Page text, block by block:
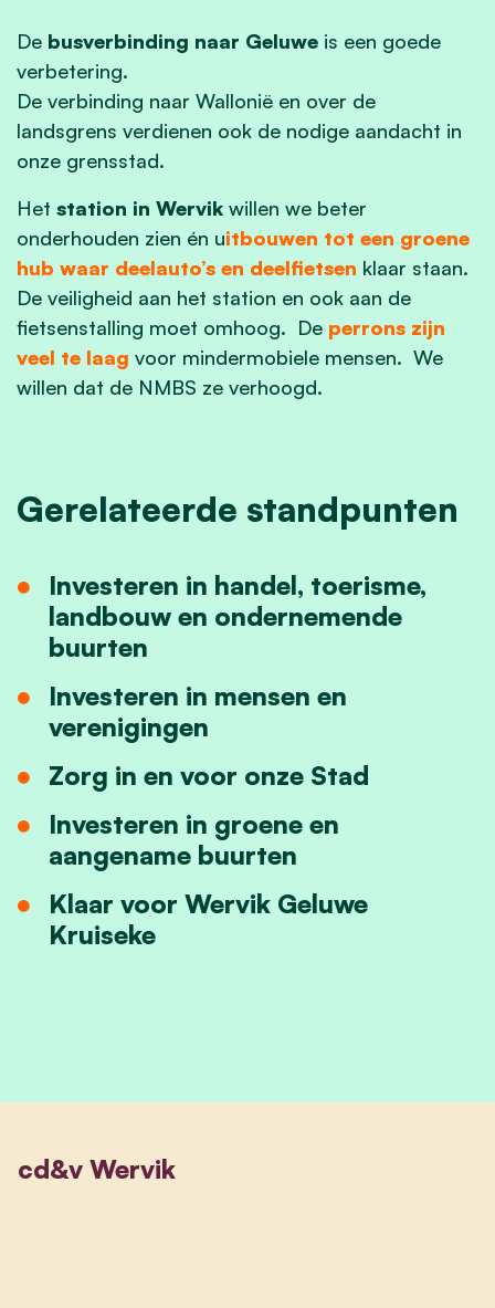
De busverbinding naar Geluwe is een goede
verbetering.
De verbinding naar Wallonië en over de
landsgrens verdienen ook de nodige aandacht in
onze grensstad.
Het station in Wervik willen we beter
onderhouden zien én uitbouwen tot een groene
hub waar deelauto’s en deelfietsen klaar staan.
De veiligheid aan het station en ook aan de
fietsenstalling moet omhoog. De perrons zijn
veel te laag voor mindermobiele mensen. We
willen dat de NMBS ze verhoogd.
Gerelateerde standpunten
Investeren in handel, toerisme,
landbouw en ondernemende
buurten
Investeren in mensen en
verenigingen
Zorg in en voor onze Stad
Investeren in groene en
aangename buurten
Klaar voor Wervik Geluwe
Kruiseke
cd&v Wervik